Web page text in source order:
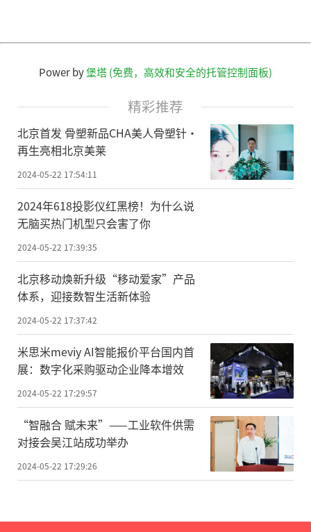
Power by堡塔 (免费，高效和安全的托管控制面板)
精彩推荐
北京首发 骨塑新品CHA美人骨塑针·
再生亮相北京美莱
2024-05-22 17:54:11
2024年618投影仪红黑榜！为什么说
无脑买热门机型只会害了你
2024-05-22 17:39:35
北京移动焕新升级“移动爱家”产品
体系，迎接数智生活新体验
2024-05-22 17:37:42
米思米meviy AI智能报价平台国内首
展：数字化采购驱动企业降本增效
2024-05-22 17:29:57
“智融合 赋未来”——工业软件供需
对接会吴江站成功举办
2024-05-22 17:29:26